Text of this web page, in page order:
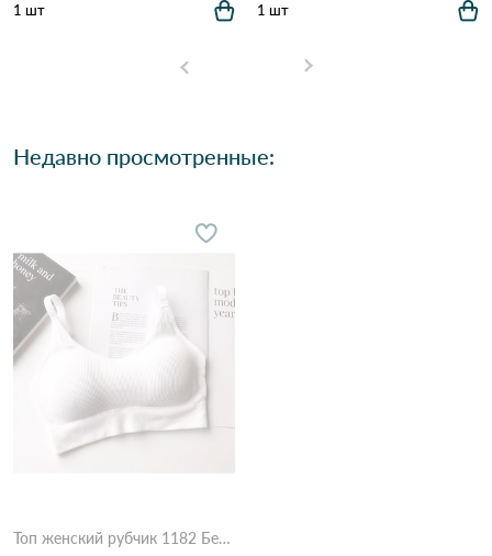
1 шт 1 шт
Недавно просмотренные:
Топ женский рубчик 1182 Белый